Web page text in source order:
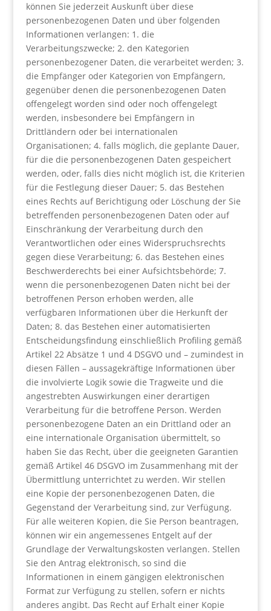
können Sie jederzeit Auskunft über diese
personenbezogenen Daten und über folgenden
Informationen verlangen: 1. die
Verarbeitungszwecke; 2. den Kategorien
personenbezogener Daten, die verarbeitet werden; 3.
die Empfänger oder Kategorien von Empfängern,
gegenüber denen die personenbezogenen Daten
offengelegt worden sind oder noch offengelegt
werden, insbesondere bei Empfängern in
Drittländern oder bei internationalen
Organisationen; 4. falls möglich, die geplante Dauer,
für die die personenbezogenen Daten gespeichert
werden, oder, falls dies nicht möglich ist, die Kriterien
für die Festlegung dieser Dauer; 5. das Bestehen
eines Rechts auf Berichtigung oder Löschung der Sie
betreffenden personenbezogenen Daten oder auf
Einschränkung der Verarbeitung durch den
Verantwortlichen oder eines Widerspruchsrechts
gegen diese Verarbeitung; 6. das Bestehen eines
Beschwerderechts bei einer Aufsichtsbehörde; 7.
wenn die personenbezogenen Daten nicht bei der
betroffenen Person erhoben werden, alle
verfügbaren Informationen über die Herkunft der
Daten; 8. das Bestehen einer automatisierten
Entscheidungsfindung einschließlich Profiling gemäß
Artikel 22 Absätze 1 und 4 DSGVO und – zumindest in
diesen Fällen – aussagekräftige Informationen über
die involvierte Logik sowie die Tragweite und die
angestrebten Auswirkungen einer derartigen
Verarbeitung für die betroffene Person. Werden
personenbezogene Daten an ein Drittland oder an
eine internationale Organisation übermittelt, so
haben Sie das Recht, über die geeigneten Garantien
gemäß Artikel 46 DSGVO im Zusammenhang mit der
Übermittlung unterrichtet zu werden. Wir stellen
eine Kopie der personenbezogenen Daten, die
Gegenstand der Verarbeitung sind, zur Verfügung.
Für alle weiteren Kopien, die Sie Person beantragen,
können wir ein angemessenes Entgelt auf der
Grundlage der Verwaltungskosten verlangen. Stellen
Sie den Antrag elektronisch, so sind die
Informationen in einem gängigen elektronischen
Format zur Verfügung zu stellen, sofern er nichts
anderes angibt. Das Recht auf Erhalt einer Kopie